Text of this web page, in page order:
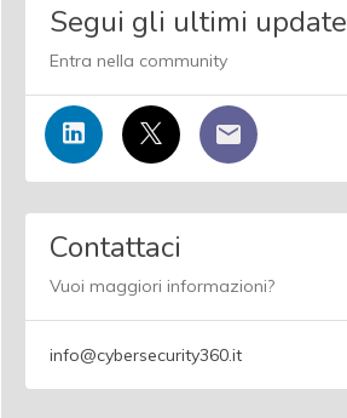
Segui gli ultimi update
Entra nella community
Contattaci
Vuoi maggiori informazioni?
info@cybersecurity360.it